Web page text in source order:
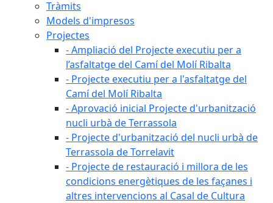
Tràmits
Models d'impresos
Projectes
- Ampliació del Projecte executiu per a
l’asfaltatge del Camí del Molí Ribalta
- Projecte executiu per a l'asfaltatge del
Camí del Molí Ribalta
- Aprovació inicial Projecte d'urbanització
nucli urbà de Terrassola
- Projecte d'urbanització del nucli urbà de
Terrassola de Torrelavit
- Projecte de restauració i millora de les
condicions energètiques de les façanes i
altres intervencions al Casal de Cultura